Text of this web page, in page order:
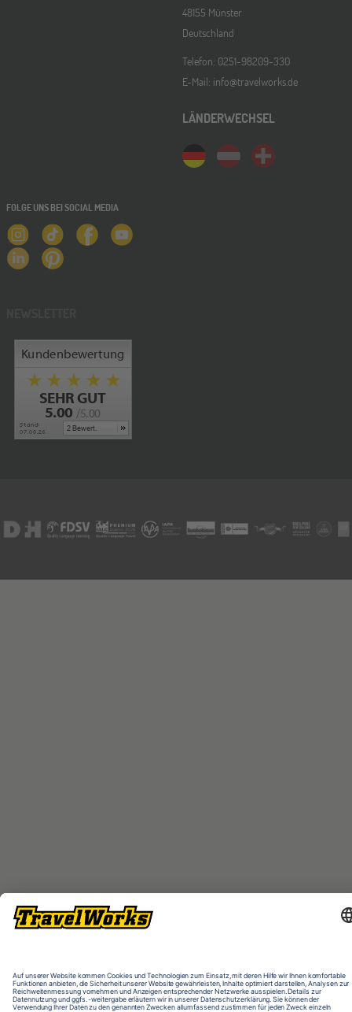
48155 Münster
Deutschland
Telefon: 0251-98209-330
E-Mail: info@travelworks.de
LÄNDERWECHSEL
FOLGE UNS BEI SOCIAL MEDIA